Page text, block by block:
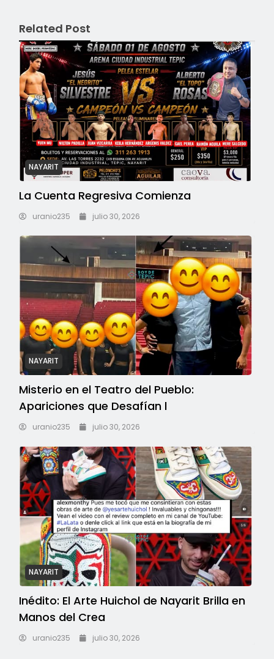
Related Post
NAYARIT
La Cuenta Regresiva Comienza
uranio235 julio 30, 2026
NAYARIT
Misterio en el Teatro del Pueblo:
Apariciones que Desafían l
uranio235 julio 30, 2026
NAYARIT
Inédito: El Arte Huichol de Nayarit Brilla en
Manos del Crea
uranio235 julio 30, 2026